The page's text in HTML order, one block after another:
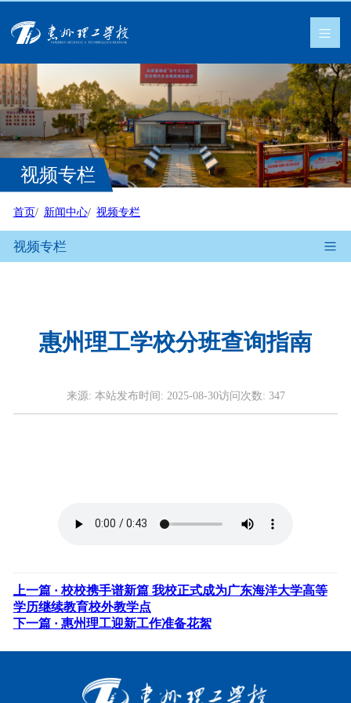
视频专栏
首页 新闻中心 视频专栏
视频专栏
惠州理工学校分班查询指南
来源: 本站发布时间: 2025-08-30访问次数: 347
上一篇 · 校校携手谱新篇 我校正式成为广东海洋大学高等
学历继续教育校外教学点
下一篇 · 惠州理工迎新工作准备花絮